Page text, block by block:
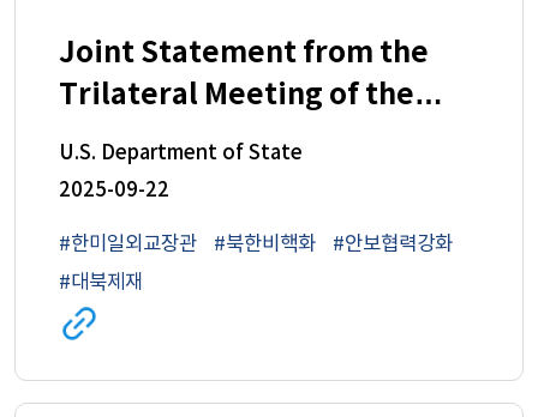
Joint Statement from the
Trilateral Meeting of the
United States of America,
Japan, and the Republic of
U.S. Department of State
2025-09-22
#한미일외교장관 #북한비핵화
#안보협력강화
#대북제재
관련
사이트로
이동
(새